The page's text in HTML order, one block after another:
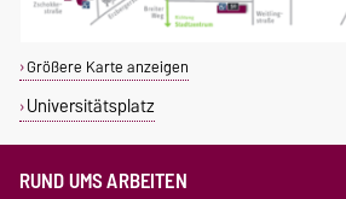
Größere Karte anzeigen
Universitätsplatz
RUND UMS ARBEITEN